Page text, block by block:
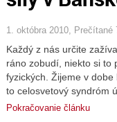
1. októbra 2010, Prečítané
Každý z nás určite
ráno zobudí, niekto si to
fyzických. Žijeme v
to celosvetový syndróm
Pokračovanie článku